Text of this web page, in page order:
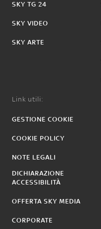
SKY TG 24
SKY VIDEO
SKY ARTE
Link utili:
GESTIONE COOKIE
COOKIE POLICY
NOTE LEGALI
DICHIARAZIONE
ACCESSIBILITÀ
OFFERTA SKY MEDIA
CORPORATE